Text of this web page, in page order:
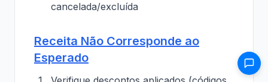
cancelada/excluída
Receita Não Corresponde ao
Esperado